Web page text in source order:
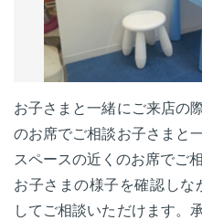
お子さまと一緒にご来店の
のお席でご相談お子さまと
スペースの近くのお席でご
お子さまの様子を確認し
してご相談いただけます。